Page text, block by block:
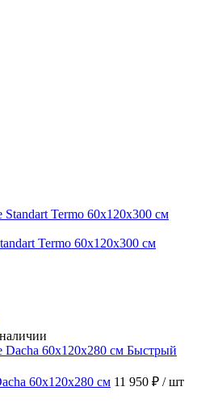
Termo 60х120х300 см
Быстрый
60х120х280 см 11 950 ₽ / шт